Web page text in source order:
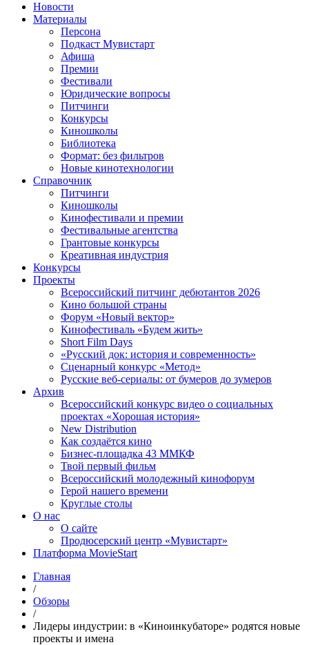
Новости
Материалы
Персона
Подкаст Мувистарт
Афиша
Премии
Фестивали
Юридические вопросы
Питчинги
Конкурсы
Киношколы
Библиотека
Формат: без фильтров
Новые кинотехнологии
Справочник
Питчинги
Киношколы
Кинофестивали и премии
Фестивальные агентства
Грантовые конкурсы
Креативная индустрия
Конкурсы
Проекты
Всероссийский питчинг дебютантов 2026
Кино большой страны
Форум «Новый вектор»
Кинофестиваль «Будем жить»
Short Film Days
«Русский док: история и современность»
Сценарный конкурс «Метод»
Русские веб-сериалы: от бумеров до зумеров
Архив
Всероссийский конкурс видео о социальных
проектах «Хорошая история»
New Distribution
Как создаётся кино
Бизнес-площадка 43 ММКФ
Твой первый фильм
Всероссийский молодежный кинофорум
Герой нашего времени
Круглые столы
О нас
О сайте
Продюсерский центр «Мувистарт»
Платформа MovieStart
Главная
/
Обзоры
/
Лидеры индустрии: в «Киноинкубаторе» родятся новые
проекты и имена